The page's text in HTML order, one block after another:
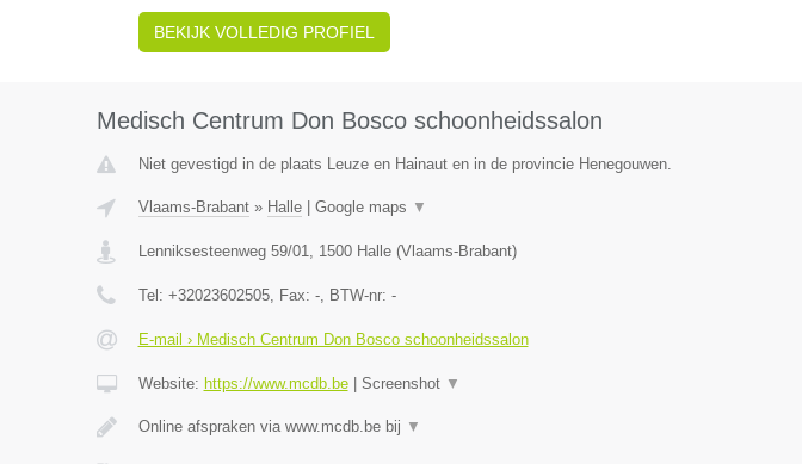
BEKIJK VOLLEDIG PROFIEL
Medisch Centrum Don Bosco schoonheidssalon
Niet gevestigd in de plaats Leuze en Hainaut en in de provincie Henegouwen.
Vlaams-Brabant» Halle| Google maps ▼
Lenniksesteenweg 59/01, 1500 Halle(Vlaams-Brabant)
Tel: +32023602505, Fax: -, BTW-nr: -
E-mail › Medisch Centrum Don Bosco schoonheidssalon
Website: https://www.mcdb.be| Screenshot ▼
Online afspraken via www.mcdb.be bij ▼